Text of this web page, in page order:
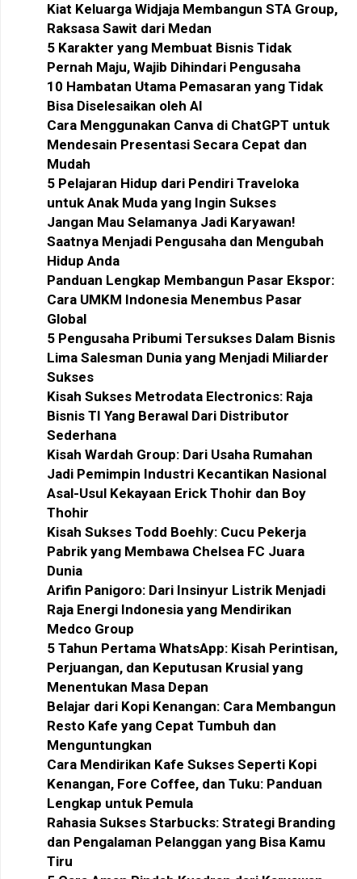
Kiat Keluarga Widjaja Membangun STA Group,
Raksasa Sawit dari Medan
5 Karakter yang Membuat Bisnis Tidak
Pernah Maju, Wajib Dihindari Pengusaha
10 Hambatan Utama Pemasaran yang Tidak
Bisa Diselesaikan oleh AI
Cara Menggunakan Canva di ChatGPT untuk
Mendesain Presentasi Secara Cepat dan
Mudah
5 Pelajaran Hidup dari Pendiri Traveloka
untuk Anak Muda yang Ingin Sukses
Jangan Mau Selamanya Jadi Karyawan!
Saatnya Menjadi Pengusaha dan Mengubah
Hidup Anda
Panduan Lengkap Membangun Pasar Ekspor:
Cara UMKM Indonesia Menembus Pasar
Global
5 Pengusaha Pribumi Tersukses Dalam Bisnis
Lima Salesman Dunia yang Menjadi Miliarder
Sukses
Kisah Sukses Metrodata Electronics: Raja
Bisnis TI Yang Berawal Dari Distributor
Sederhana
Kisah Wardah Group: Dari Usaha Rumahan
Jadi Pemimpin Industri Kecantikan Nasional
Asal-Usul Kekayaan Erick Thohir dan Boy
Thohir
Kisah Sukses Todd Boehly: Cucu Pekerja
Pabrik yang Membawa Chelsea FC Juara
Dunia
Arifin Panigoro: Dari Insinyur Listrik Menjadi
Raja Energi Indonesia yang Mendirikan
Medco Group
5 Tahun Pertama WhatsApp: Kisah Perintisan,
Perjuangan, dan Keputusan Krusial yang
Menentukan Masa Depan
Belajar dari Kopi Kenangan: Cara Membangun
Resto Kafe yang Cepat Tumbuh dan
Menguntungkan
Cara Mendirikan Kafe Sukses Seperti Kopi
Kenangan, Fore Coffee, dan Tuku: Panduan
Lengkap untuk Pemula
Rahasia Sukses Starbucks: Strategi Branding
dan Pengalaman Pelanggan yang Bisa Kamu
Tiru